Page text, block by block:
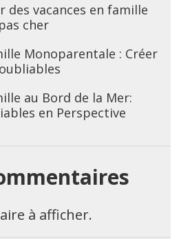
des vacances en famille
cher
Monoparentale : Créer
au Bord de la Mer:
en Perspective
à afficher.